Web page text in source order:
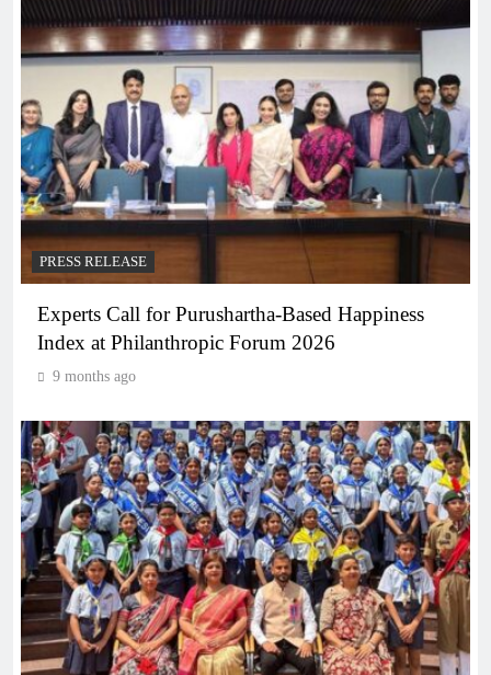
PRESS RELEASE
Experts Call for Purushartha-Based Happiness
Index at Philanthropic Forum 2026
9 months ago